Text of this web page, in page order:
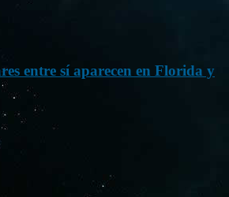
entre sí aparecen en Florida y